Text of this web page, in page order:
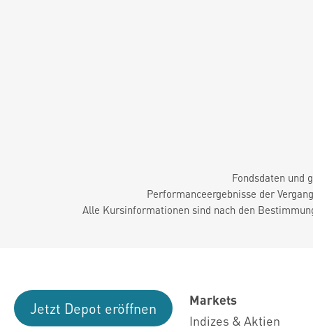
Fondsdaten und
Performanceergebnisse der
Alle Kursinformationen sind nach den
Jetzt Depot eröffnen
Markets
Indizes & Aktien